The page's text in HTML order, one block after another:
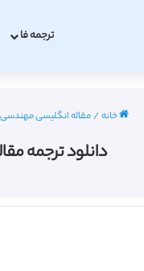
ترجمه فا
خانه/مقاله انگلیسی مهندسی
دانلود ترجمه